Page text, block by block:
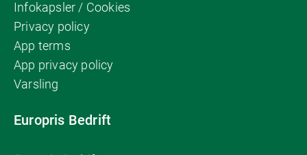
Infokapsler / Cookies
Privacy policy
App terms
App privacy policy
Varsling
Europris Bedrift